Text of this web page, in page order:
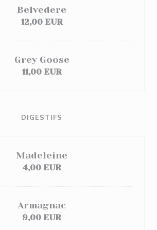
Belvedere
12,00 EUR
Grey Goose
11,00 EUR
DIGESTIFS
Madeleine
4,00 EUR
Armagnac
9,00 EUR